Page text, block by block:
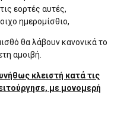
εορτές αυτές,
ημερομίσθιο,
θα λάβουν κανονικά το
αμοιβή.
κλειστή κατά τις
με μονομερή